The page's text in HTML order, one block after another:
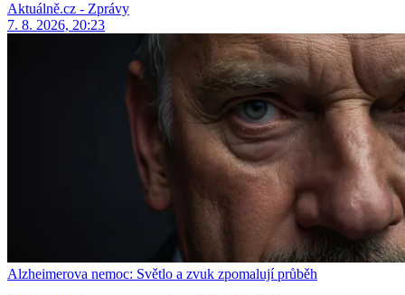
Aktuálně.cz - Zprávy
7. 8. 2026, 20:23
Alzheimerova nemoc: Světlo a zvuk zpomalují průběh